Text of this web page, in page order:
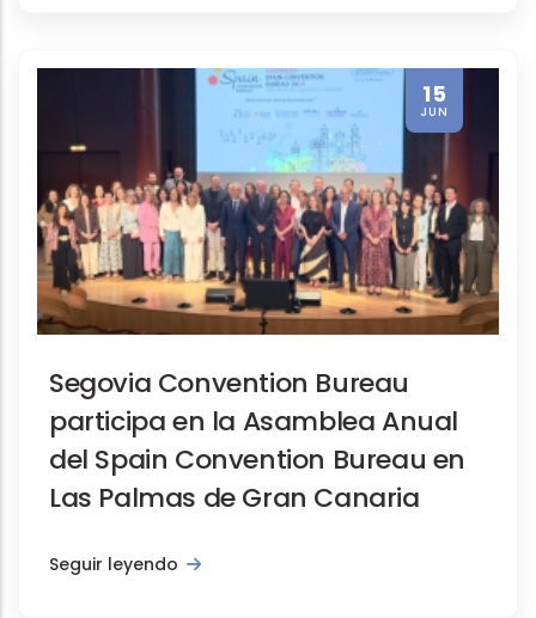
15
JUN
Segovia Convention Bureau
participa en la Asamblea Anual
del Spain Convention Bureau en
Las Palmas de Gran Canaria
Seguir leyendo